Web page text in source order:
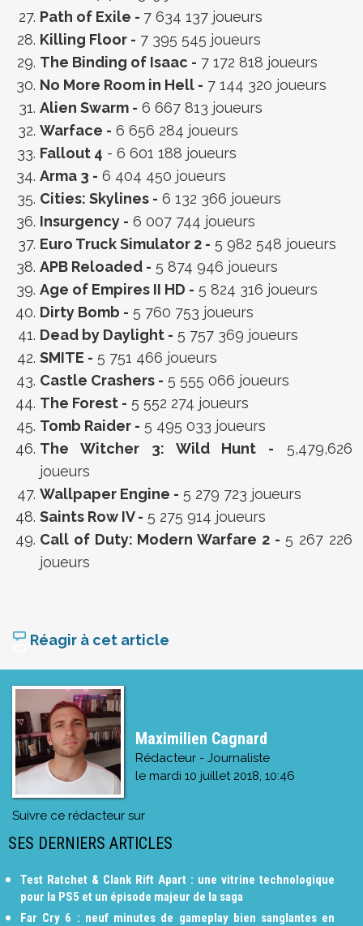
Path of Exile - 7 634 137 joueurs
Killing Floor - 7 395 545 joueurs
The Binding of Isaac - 7 172 818 joueurs
No More Room in Hell - 7 144 320 joueurs
Alien Swarm - 6 667 813 joueurs
Warface - 6 656 284 joueurs
Fallout 4 - 6 601 188 joueurs
Arma 3 - 6 404 450 joueurs
Cities: Skylines - 6 132 366 joueurs
Insurgency - 6 007 744 joueurs
Euro Truck Simulator 2 - 5 982 548 joueurs
APB Reloaded - 5 874 946 joueurs
Age of Empires II HD - 5 824 316 joueurs
Dirty Bomb - 5 760 753 joueurs
Dead by Daylight - 5 757 369 joueurs
SMITE - 5 751 466 joueurs
Castle Crashers - 5 555 066 joueurs
The Forest - 5 552 274 joueurs
Tomb Raider - 5 495 033 joueurs
The Witcher 3: Wild Hunt - 5,479,626
joueurs
Wallpaper Engine - 5 279 723 joueurs
Saints Row IV - 5 275 914 joueurs
Call of Duty: Modern Warfare 2 - 5 267 226
joueurs
Réagir à cet article
Maximilien Cagnard
Rédacteur - Journaliste
le mardi 10 juillet 2018, 10:46
Suivre ce rédacteur sur
SES DERNIERS ARTICLES
Test Ratchet & Clank Rift Apart : une vitrine technologique
pour la PS5 et un épisode majeur de la saga
Far Cry 6 : neuf minutes de gameplay bien sanglantes en